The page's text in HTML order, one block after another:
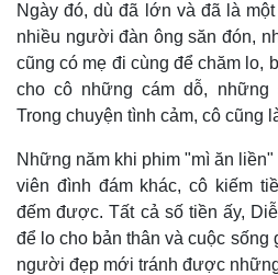
Thế giới
Quan sát
Cuộc sống đó đây
Hồ sơ
Ngày đó, dù đã lớn và đã là
nhiều người đàn ông săn đón,
cũng có mẹ đi cùng để chăm lo,
cho cô những cám dỗ, những
Trong chuyện tình cảm, cô cũng
Những năm khi phim "mì ăn
viên đình đám khác, cô kiếm
đếm được. Tất cả số tiền ấy,
để lo cho bản thân và cuộc sống
người đẹp mới tránh được